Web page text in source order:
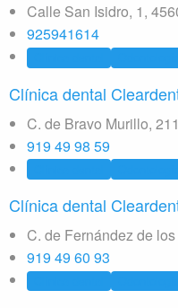
Calle San Isidro, 1,
925941614
Clínica dental
C. de Bravo Murillo,
919 49 98 59
Clínica dental
C. de Fernández de
919 49 60 93